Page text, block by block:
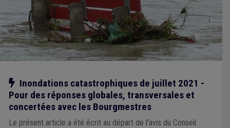
Notre action
Inondations catastrophiques de juillet 2021 -
Pour des réponses globales, transversales et
concertées avec les Bourgmestres
Le présent article a été écrit au départ de l’avis du Conseil